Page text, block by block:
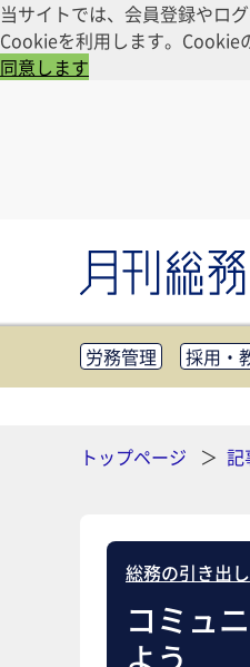
当サイトでは、会員登録やロ
Cookieを利用します。Cookie
同意します
労務管理 採用・
知財管理
リスク
トップページ
記
総務の引き出し
コミュ